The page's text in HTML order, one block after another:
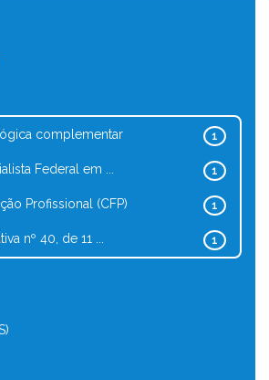
1
complementar
1
Federal em ...
1
Profissional (CFP)
1
nº 40, de 11 ...